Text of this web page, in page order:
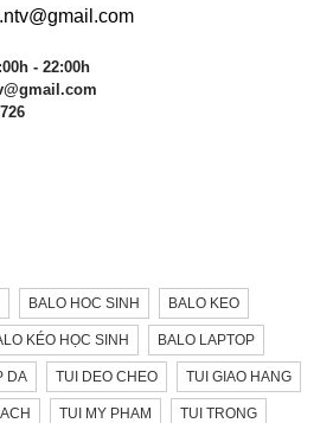
- 22:00h
BALO HOC SINH BALO KEO
KÉO HỌC SINH BALO LAPTOP
DA TUI DEO CHEO TUI GIAO HANG
TUI MY PHAM TUI TRONG